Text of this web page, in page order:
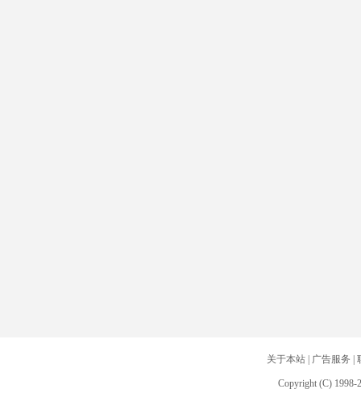
关于本站| 广告服务
Copyright (C) 1998-